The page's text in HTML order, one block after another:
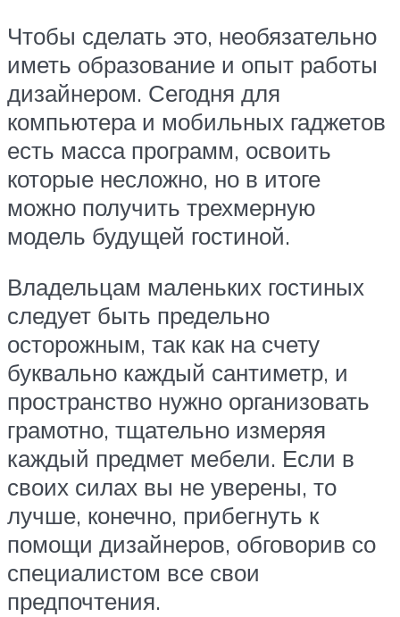
Чтобы сделать это, необязательно
иметь образование и опыт работы
дизайнером. Сегодня для
компьютера и мобильных гаджетов
есть масса программ, освоить
которые несложно, но в итоге
можно получить трехмерную
модель будущей гостиной.
Владельцам маленьких гостиных
следует быть предельно
осторожным, так как на счету
буквально каждый сантиметр, и
пространство нужно организовать
грамотно, тщательно измеряя
каждый предмет мебели. Если в
своих силах вы не уверены, то
лучше, конечно, прибегнуть к
помощи дизайнеров, обговорив со
специалистом все свои
предпочтения.